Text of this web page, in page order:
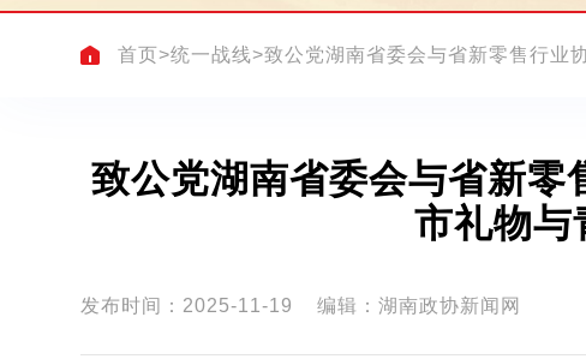
首页>统一战线>致公党湖南省委会与省新零售行业
致公党湖南省委会与省新
市礼物与
发布时间：2025-11-19 编辑：湖南政协新闻网